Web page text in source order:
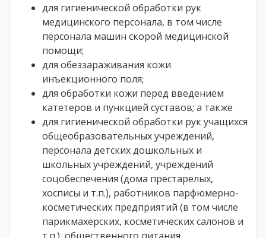
для гигиенической обработки рук
медицинского персонала, в том числе
персонала машин скорой медицинской
помощи;
для обеззараживания кожи
инъекционного поля;
для обработки кожи перед введением
катетеров и пункцией суставов; а также
для гигиенической обработки рук учащихся
общеобразовательных учреждений,
персонала детских дошкольных и
школьных учреждений, учреждений
соцобеспечения (дома престарелых,
хосписы и т.п.), работников парфюмерно-
косметических предприятий (в том числе
парикмахерских, косметических салонов и